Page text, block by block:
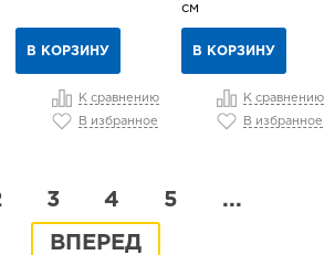
В КОРЗИНУ
К сравнению
В избранное
см
В КОРЗИНУ
К сравнению
В избранное
3 4 5 ...
ВПЕРЕД